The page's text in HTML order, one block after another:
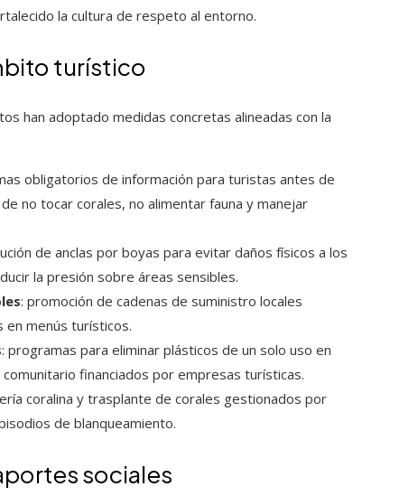
la cultura de respeto al entorno.
turístico
han adoptado medidas concretas alineadas con la
obligatorios de información para turistas antes de
no tocar corales, no alimentar fauna y manejar
de anclas por boyas para evitar daños físicos a los
la presión sobre áreas sensibles.
: promoción de cadenas de suministro locales
en menús turísticos.
: programas para eliminar plásticos de un solo uso en
financiados por empresas turísticas.
coralina y trasplante de corales gestionados por
de blanqueamiento.
sociales